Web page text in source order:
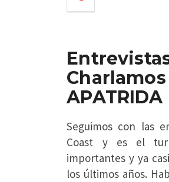
APATRIDA
Seguimos con las
Coast y es el
importantes y ya
los últimos años.